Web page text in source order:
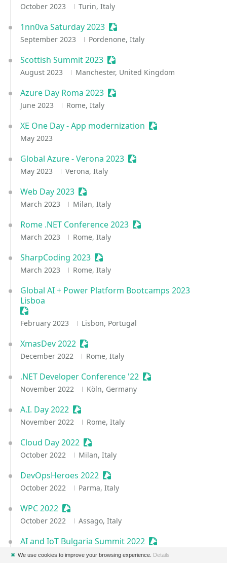
October 2023 Turin, Italy
1nn0va Saturday 2023 Sessionize Event
September 2023 Pordenone, Italy
Scottish Summit 2023 Sessionize Event
August 2023 Manchester, United Kingdom
Azure Day Roma 2023 Sessionize Event
June 2023 Rome, Italy
XE One Day - App modernization Sessionize Event
May 2023
Global Azure - Verona 2023 Sessionize Event
May 2023 Verona, Italy
Web Day 2023 Sessionize Event
March 2023 Milan, Italy
Rome .NET Conference 2023 Sessionize Event
March 2023 Rome, Italy
SharpCoding 2023 Sessionize Event
March 2023 Rome, Italy
Global AI + Power Platform Bootcamps 2023
Lisboa
Sessionize Event
February 2023 Lisbon, Portugal
XmasDev 2022 Sessionize Event
December 2022 Rome, Italy
.NET Developer Conference '22 Sessionize Event
November 2022 Köln, Germany
A.I. Day 2022 Sessionize Event
November 2022 Rome, Italy
Cloud Day 2022 Sessionize Event
October 2022 Milan, Italy
DevOpsHeroes 2022 Sessionize Event
October 2022 Parma, Italy
WPC 2022 Sessionize Event
October 2022 Assago, Italy
AI and IoT Bulgaria Summit 2022 Sessionize Event
September 2022 Sofia, Bulgaria
✖ We use cookies to improve your browsing experience. Details